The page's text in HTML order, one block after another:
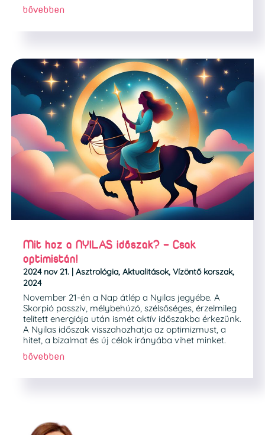
bővebben
Mit hoz a NYILAS időszak? – Csak
optimistán!
2024 nov 21. | Asztrológia, Aktualitások, Vízöntő korszak,
2024
November 21-én a Nap átlép a Nyilas jegyébe. A
Skorpió passzív, mélybehúzó, szélsőséges, érzelmileg
telített energiája után ismét aktív időszakba érkezünk.
A Nyilas időszak visszahozhatja az optimizmust, a
hitet, a bizalmat és új célok irányába vihet minket.
bővebben